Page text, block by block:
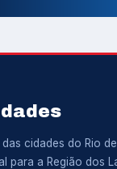
cidades do Rio
para a Região dos